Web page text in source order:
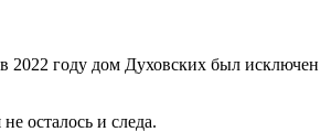
2022 году дом Духовских был исключен
осталось и следа.